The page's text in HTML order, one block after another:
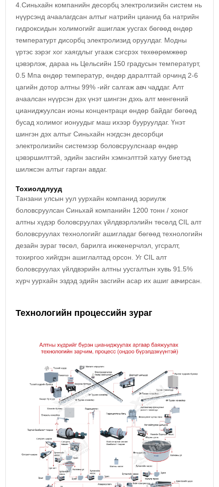
4.Синьхайн компанийн десорбц электролизийн систем нь
нүүрсэнд ачаалагдсан алтыг натрийн цианид ба натрийн
гидроксидын холимогийг ашиглаж уусгах бөгөөд өндөр
температурт дисорбц электролизид оруулдаг. Модны
үртэс зэрэг хог хаягдлыг угааж сэгсрэх төхөөрөмжөөр
цэвэрлэж, дараа нь Цельсийн 150 градусын температурт,
0.5 Мпа өндөр температур, өндөр даралттай орчинд 2-6
цагийн дотор алтны 99% -ийг салгаж авч чаддаг. Алт
ачаалсан нүүрсэн дэх үнэт шингэн дэхь алт мөнгөний
цианиджуулсан ионы концентраци өндөр байдаг бөгөөд
бусад холимог ионуудыг маш ихээр бууруулдаг. Үнэт
шингэн дэх алтыг Синьхайн нэгдсэн десорбци
электролизийн системээр боловсруулснаар өндөр
цэвэршилттэй, эдийн засгийн хэмнэлттэй хатуу биетэд
шилжсэн алтыг гарган авдаг.
Тохиолдлууд
Танзани улсын уул уурхайн компанид зориулж
боловсруулсан Синьхай компанийн 1200 тонн / хоног
алтны хүдэр боловсруулах үйлдвэрлэлийн төсөлд CIL алт
боловсруулах технологийг ашигладаг бөгөөд технологийн
дезайн зураг төсөл, барилга инженерчлэл, угсралт,
тохиргоо хийгдэн ашиглалтад орсон. Уг CIL алт
боловсруулах үйлдвэрийн алтны уусгалтын хувь 91.5%
хүрч уурхайн эздэд эдийн засгийн асар их ашиг авчирсан.
Технологийн процессийн зураг